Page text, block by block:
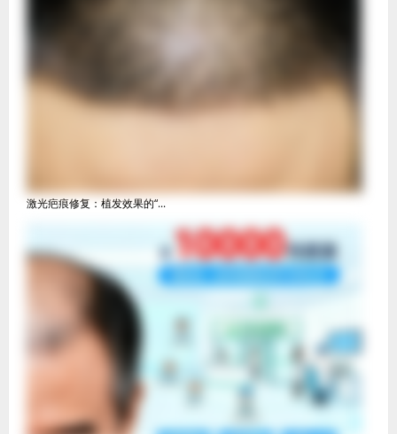
激光疤痕修复：植发效果的“...